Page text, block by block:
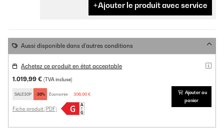
Ajouter le produit avec service
Aussi disponible dans d'autres conditions
Achetez ce produit en état acceptable
1.019,99 € (TVA incluse)
SALE30P -30% Économie : 306,00 €
Fiche produit (PDF)
Ajouter au
panier